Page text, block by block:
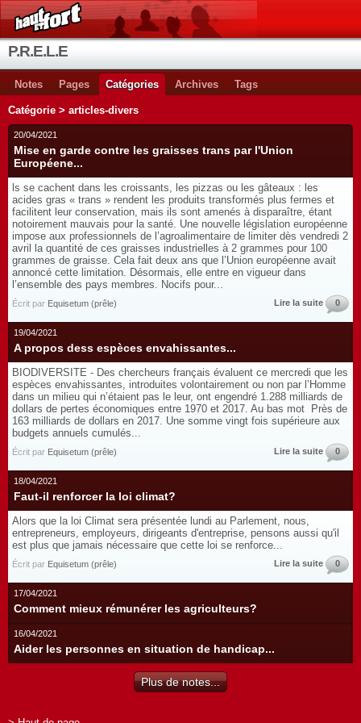
P.R.E.L.E
Notes Pages Catégories Archives Tags
Catégorie > articles-divers
20/04/2021
Mise en garde contre les graisses trans par l'Union
Européene...
ls se cachent dans les croissants, les pizzas ou les gâteaux : les
acides gras « trans » rendent les produits transformés plus fermes et
facilitent leur conservation, mais ils sont amenés à disparaître, étant
notoirement mauvais pour la santé. Une nouvelle législation européenne
impose aux professionnels de l’agroalimentaire de limiter dès vendredi 2
avril la quantité de ces graisses industrielles à 2 grammes pour 100
grammes de graisse. Cela fait deux ans que l’Union européenne avait
annoncé cette limitation. Désormais, elle entre en vigueur dans
l’ensemble des pays membres. Nocifs pour...
Écrit par Equisetum (prêle) Lire la suite 0
19/04/2021
A propos dess espèces envahissantes...
BIODIVERSITE - Des chercheurs français évaluent ce mercredi que les
espèces envahissantes, introduites volontairement ou non par l’Homme
dans un milieu qui n’étaient pas le leur, ont engendré 1.288 milliards de
dollars de pertes économiques entre 1970 et 2017. Au bas mot Près de
163 milliards de dollars en 2017. Une somme vingt fois supérieure aux
budgets annuels cumulés...
Écrit par Equisetum (prêle) Lire la suite 0
18/04/2021
Faut-il renforcer la loi climat?
Alors que la loi Climat sera présentée lundi au Parlement, nous,
entrepreneurs, employeurs, dirigeants d'entreprise, pensons aussi qu'il
est plus que jamais nécessaire que cette loi se renforce...
Écrit par Equisetum (prêle) Lire la suite 0
17/04/2021
Comment mieux rémunérer les agriculteurs?
16/04/2021
Aider les personnes en situation de handicap...
Plus de notes...